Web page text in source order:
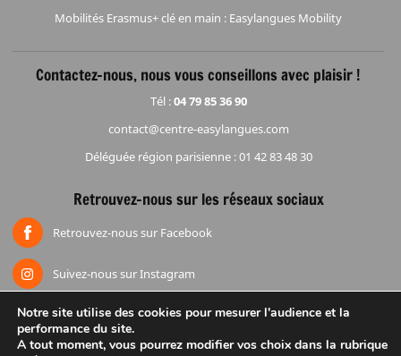
Mobilités Erasmus+ clé en main : Easylangues Mobility
Contactez-nous, nous vous conseillons avec plaisir !
Tél :04 79 85 36 90
contact@centre-easylangues.com
Déléguée région parisienne : 01 42 83 48 30
Retrouvez-nous sur les réseaux sociaux
Retrouvez-nous sur Facebook
Suivez-nous sur Instagram
Accueil Mentions légales Espace réduction
Groupes
Notre site utilise des cookies pour mesurer l'audience et la
performance du site.
A tout moment, vous pourrez modifier vos choix dans la rubrique